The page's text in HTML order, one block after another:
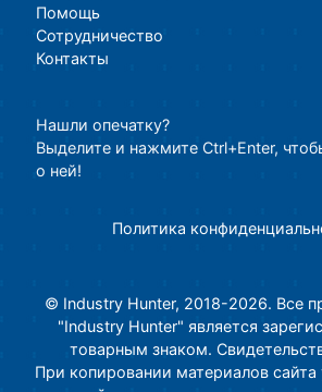
Помощь
Сотрудничество
Контакты
Нашли опечатку?
Выделите и нажмите Ctrl+Enter,
о ней!
Политика
© Industry Hunter, 2018-2026. Все
"Industry Hunter" является
товарным знаком.
При копировании материалов сайта